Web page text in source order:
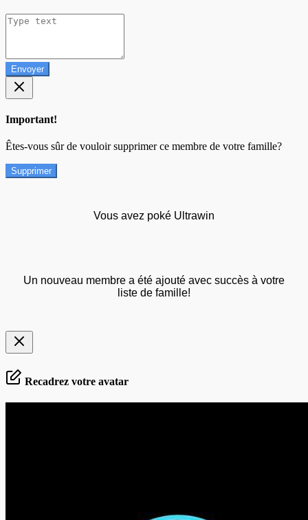
Envoyer
Important!
Êtes-vous sûr de vouloir supprimer ce membre de votre famille?
Supprimer
Vous avez poké Ultrawin
Un nouveau membre a été ajouté avec succès à votre
liste de famille!
Recadrez votre avatar